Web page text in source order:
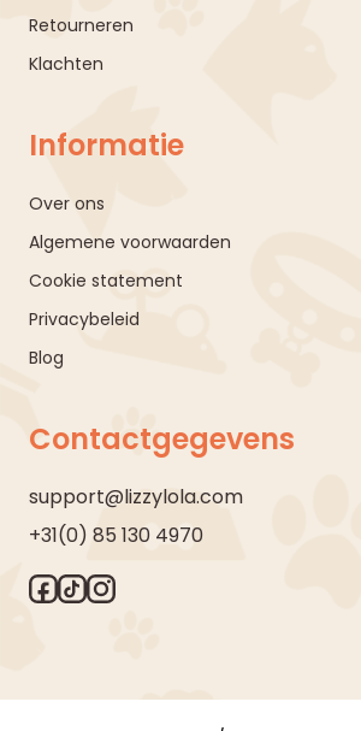
Retourneren
Klachten
Informatie
Over ons
Algemene voorwaarden
Cookie statement
Privacybeleid
Blog
Contactgegevens
support@lizzylola.com
+31(0) 85 130 4970